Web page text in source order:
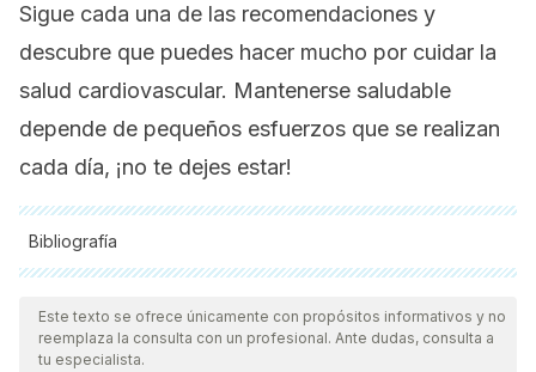
Sigue cada una de las recomendaciones y
descubre que puedes hacer mucho por cuidar la
salud cardiovascular. Mantenerse saludable
depende de pequeños esfuerzos que se realizan
cada día, ¡no te dejes estar!
Bibliografía
Todas las fuentes citadas fueron revisadas a profundidad por
nuestro equipo, para asegurar su calidad, confiabilidad,
vigencia y validez.La bibliografía de este artículo fue
Este texto se ofrece únicamente con propósitos informativos y no
reemplaza la consulta con un profesional. Ante dudas, consulta a
tu especialista.